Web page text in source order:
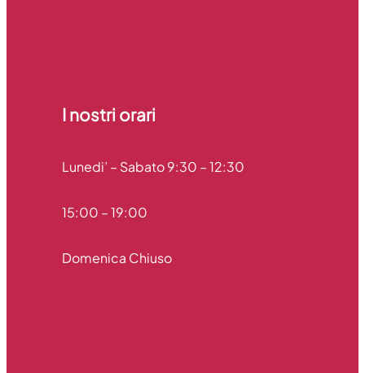
I nostri orari​
Lunedi’ – Sabato 9:30 – 12:30
15:00 – 19:00
Domenica Chiuso